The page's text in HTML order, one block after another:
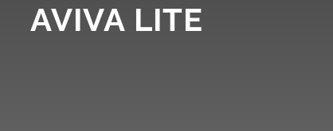
AVIVA LITE